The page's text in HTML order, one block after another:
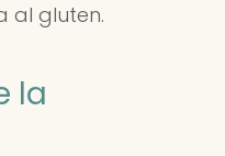
al gluten.
la